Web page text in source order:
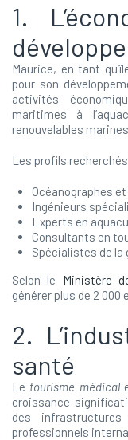
1.
Maurice, en tant
pour son
activités
maritimes à
renouvelables
Les profils
Océanographes
Ingénieurs
Experts en
Consultants en
Spécialistes de
Selon le Ministère
générer plus de 2 000
2.
santé
Le tourisme médical
croissance
des
professionnels